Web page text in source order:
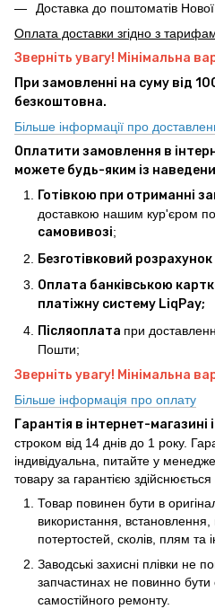
Доставка до поштоматів
Оплата доставки згідно з
Зверніть увагу! Мінімальна
При замовленні на суму від
безкоштовна.
Більше інформації про
Оплатити замовлення в
можете будь-яким із
Готівкою при отриманні
доставкою нашим кур'єром
самовивозі;
Безготівковий
Оплата банківською
платіжну систему LiqPay;
Післяоплата при
Пошти;
Зверніть увагу! Мінімальна
Більше інформація про оплату
Гарантія в інтернет-магазині
строком від 14 днів до 1 року.
індивідуальна, питайте у
товару за гарантією
Товар повинен бути в
використання,
потертостей, сколів, плям та
Заводські захисні плівки не
запчастинах не повинно бути
самостійного ремонту.